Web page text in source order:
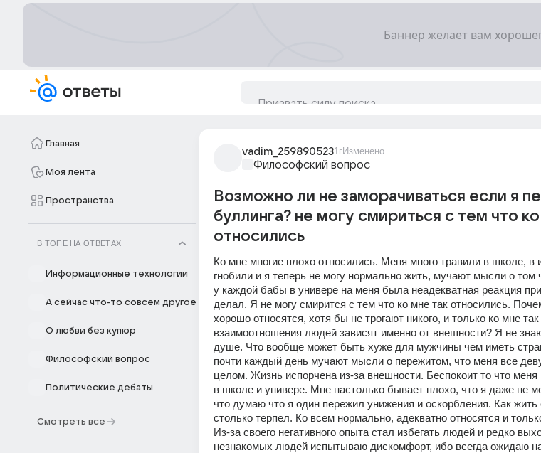
Главная
Моя лента
Пространства
В ТОПЕ НА ОТВЕТАХ
Информационные технологии
А сейчас что-то совсем другое
О любви без купюр
Философский вопрос
Политические дебаты
Смотреть все
vadim_2598905231гИзменено
Философский вопрос
Возможно ли не заморачиваться если я
буллинга? не могу смириться с тем что
относились
Ко мне многие плохо относились. Меня много травили в школе, в
гнобили и я теперь не могу нормально жить, мучают мысли о том
у каждой бабы в универе на меня была неадекватная реакция
делал. Я не могу смирится с тем что ко мне так относились.
хорошо относятся, хотя бы не трогают никого, и только ко мне
взаимоотношения людей зависят именно от внешности? Я не
душе. Что вообще может быть хуже для мужчины чем иметь
почти каждый день мучают мысли о пережитом, что меня все
целом. Жизнь испорчена из-за внешности. Беспокоит то что меня
в школе и универе. Мне настолько бывает плохо, что я даже не
что думаю что я один пережил унижения и оскорбления. Как жить
столько терпел. Ко всем нормально, адекватно относятся и
Из-за своего негативного опыта стал избегать людей и редко
незнакомых людей испытываю дискомфорт, ибо всегда ожидаю